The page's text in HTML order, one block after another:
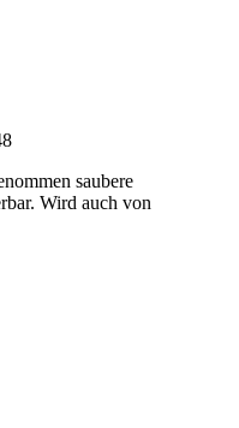
saubere
Wird auch von